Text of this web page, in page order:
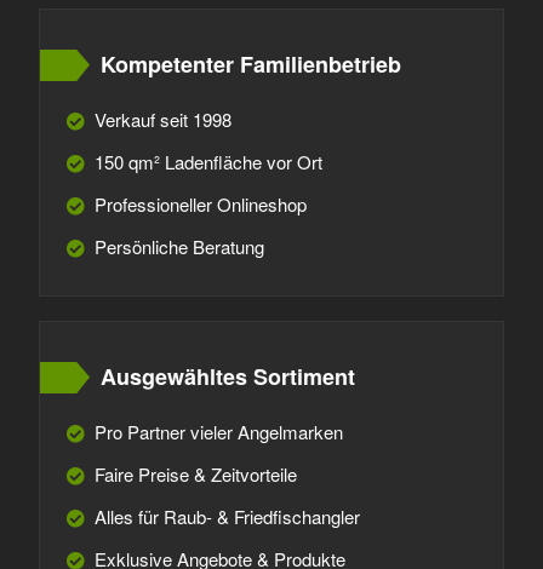
Kompetenter Familienbetrieb
Verkauf seit 1998
150 qm² Ladenfläche vor Ort
Professioneller Onlineshop
Persönliche Beratung
Ausgewähltes Sortiment
Pro Partner vieler Angelmarken
Faire Preise & Zeitvorteile
Alles für Raub- & Friedfischangler
Exklusive Angebote & Produkte